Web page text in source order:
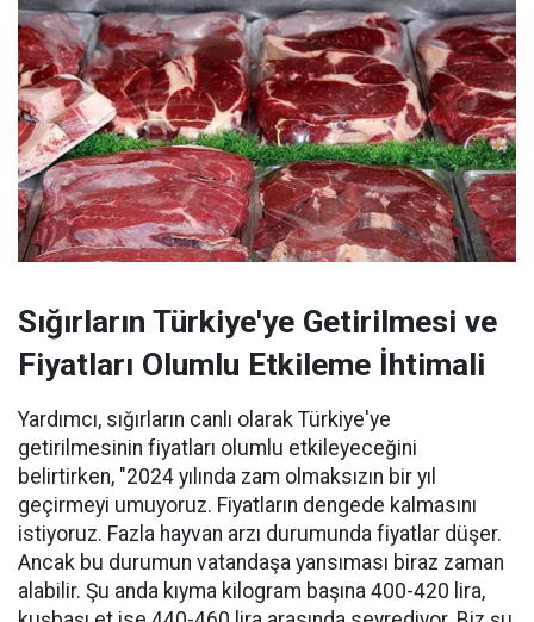
Sığırların Türkiye'ye Getirilmesi ve
Fiyatları Olumlu Etkileme İhtimali
Yardımcı, sığırların canlı olarak Türkiye'ye
getirilmesinin fiyatları olumlu etkileyeceğini
belirtirken, "2024 yılında zam olmaksızın bir yıl
geçirmeyi umuyoruz. Fiyatların dengede kalmasını
istiyoruz. Fazla hayvan arzı durumunda fiyatlar düşer.
Ancak bu durumun vatandaşa yansıması biraz zaman
alabilir. Şu anda kıyma kilogram başına 400-420 lira,